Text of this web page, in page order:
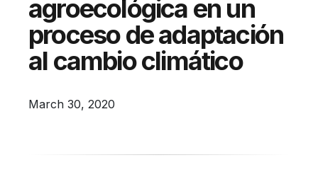
Campañas
Arbolado
Residuos
Empleos Verdes Locales
Sustentables
agroecológica en un
proceso de adaptación
al cambio climático
March 30, 2020